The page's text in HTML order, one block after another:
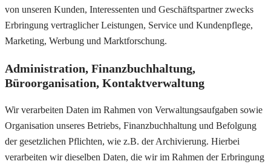
von unseren Kunden, Interessenten und Geschäftspartner zwecks
Erbringung vertraglicher Leistungen, Service und Kundenpflege,
Marketing, Werbung und Marktforschung.
Administration, Finanzbuchhaltung,
Büroorganisation, Kontaktverwaltung
Wir verarbeiten Daten im Rahmen von Verwaltungsaufgaben sowie
Organisation unseres Betriebs, Finanzbuchhaltung und Befolgung
der gesetzlichen Pflichten, wie z.B. der Archivierung. Hierbei
verarbeiten wir dieselben Daten, die wir im Rahmen der Erbringung